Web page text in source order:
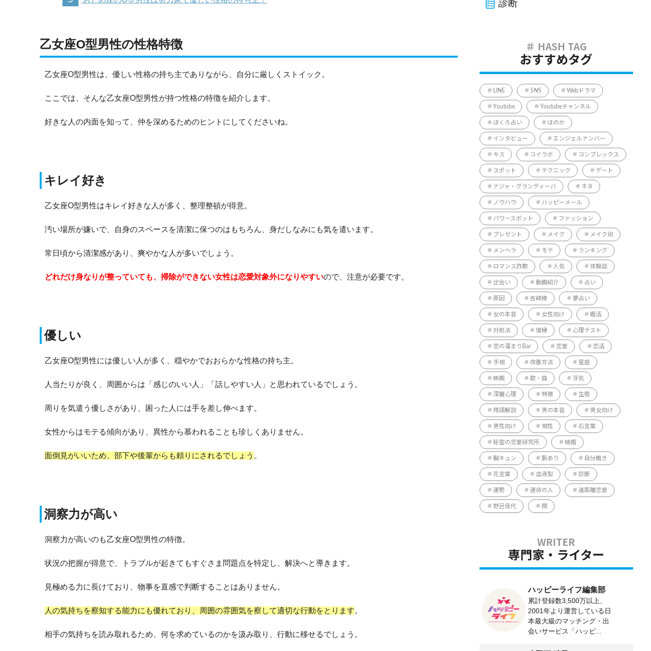
乙女座O型男性の性格特徴
乙女座O型男性は、優しい性格の持ち主でありながら、自分に厳しくストイック。
ここでは、そんな乙女座O型男性が持つ性格の特徴を紹介します。
好きな人の内面を知って、仲を深めるためのヒントにしてくださいね。
キレイ好き
乙女座O型男性はキレイ好きな人が多く、整理整頓が得意。
汚い場所が嫌いで、自身のスペースを清潔に保つのはもちろん、身だしなみにも気を遣います。
常日頃から清潔感があり、爽やかな人が多いでしょう。
どれだけ身なりが整っていても、掃除ができない女性は恋愛対象外になりやすいので、注意が必要です。
優しい
乙女座O型男性には優しい人が多く、穏やかでおおらかな性格の持ち主。
人当たりが良く、周囲からは「感じのいい人」「話しやすい人」と思われているでしょう。
周りを気遣う優しさがあり、困った人には手を差し伸べます。
女性からはモテる傾向があり、異性から慕われることも珍しくありません。
面倒見がいいため、部下や後輩からも頼りにされるでしょう 。
洞察力が高い
洞察力が高いのも乙女座O型男性の特徴。
状況の把握が得意で、トラブルが起きてもすぐさま問題点を特定し、解決へと導きます。
見極める力に長けており、物事を直感で判断することはありません。
人の気持ちを察知する能力にも優れており、周囲の雰囲気を察して適切な行動をとります。
相手の気持ちを読み取れるため、何を求めているのかを汲み取り、行動に移せるでしょう。
診断
おすすめタグ
LINE SNS Webドラマ
Youtube Youtubeチャンネル
ほくろ占い ほのか
インタビュー エンジェルナンバー
キス コイラボ コンプレックス
スポット テクニック デート
ナジャ・グランディーバ ネタ
ノウハウ ハッピーメール
パワースポット ファッション
プレゼント メイク メイク術
メンヘラ モテ ランキング
ロマンス詐欺 人気 体験談
出会い 動画紹介 占い
原因 吉崎綾 夢占い
女の本音 女性向け 婚活
対処法 復縁 心理テスト
恋の溜まりBar 恋愛 恋活
手相 改善方法 星座
映画 歌・曲 浮気
深層心理 特徴 生態
用語解説 男の本音 男女向け
男性向け 相性 石言葉
秘密の恋愛研究所 結婚
胸キュン 脈あり 自分磨き
花言葉 血液型 診断
運勢 運命の人 遠距離恋愛
野呂佳代 顔
専門家・ライター
ハッピーライフ編集部
累計登録数3,500万以上、
2001年より運営している日
本最大級のマッチング・出
会いサービス「ハッピ...